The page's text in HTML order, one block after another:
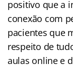
positivo que a
conexão com
pacientes que
respeito de
aulas online e